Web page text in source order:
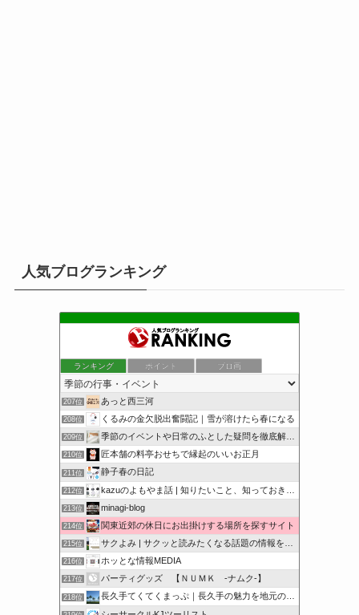
人気ブログランキング
ランキング ポイント ブロ画
207位 あっと西三河
208位 くるみの金欠脱出奮闘記｜雪が溶けたら春になる
209位 季節のイベントや日常のふとした疑問を徹底解説！
210位 匠本舗の料亭おせちで縁起のいいお正月
211位 静子春の日記
212位 kazuのよもやま話 | 知りたいこと、知っておきたいこと…
213位 minagi-blog
214位 関東近郊の休日にお出掛けする場所を探すサイト
215位 サクよみ | サクッと読みたくなる話題の情報を随時発信！
216位 ホッとな情報MEDIA
217位 パーティグッズ 【ＮＵＭＫ -ナムク-】
218位 長久手てくてくまっぷ｜長久手の魅力を地元の人と訪れる人に